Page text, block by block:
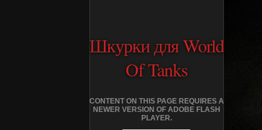
Шкурки для World
Of Tanks
CONTENT ON THIS PAGE REQUIRES A
NEWER VERSION OF ADOBE FLASH
PLAYER.